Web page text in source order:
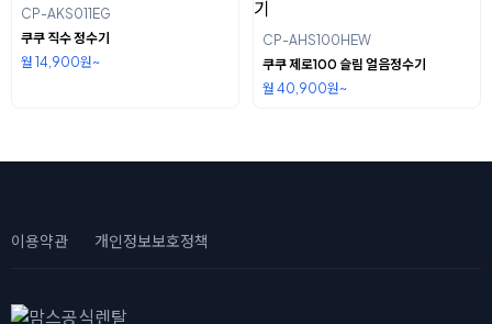
CP-AKS011EG
쿠쿠 직수 정수기
월 14,900원~
CP-AHS100HEW
쿠쿠 제로100 슬림 얼음정수기
월 40,900원~
이용약관 개인정보보호정책